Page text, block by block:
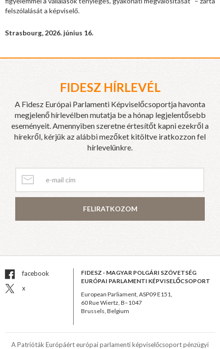
felszólalását a képviselő.
Strasbourg, 2026. június 16.
FIDESZ HÍRLEVÉL
A Fidesz Európai Parlamenti Képviselőcsoportja havonta
megjelenő hírlevélben mutatja be a hónap legjelentősebb
eseményeit. Amennyiben szeretne értesítőt kapni ezekről a
hírekről, kérjük az alábbi mezőket kitöltve iratkozzon fel
hírlevelünkre.
FELIRATKOZOM
facebook
x
FIDESZ - MAGYAR POLGÁRI SZÖVETSÉG
EURÓPAI PARLAMENTI KÉPVISELŐCSOPORT
European Parliament, ASP09 E151,
60 Rue Wiertz, B–1047
Brussels, Belgium
A Patrióták Európáért európai parlamenti képviselőcsoport pénzügyi